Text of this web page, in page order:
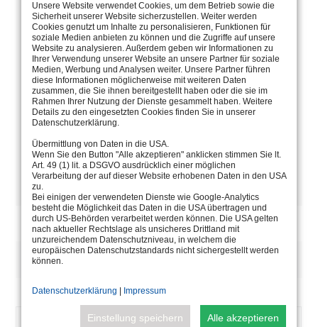
BEDIENUNGSANLEITUNG
KATALOGSEITE
BESCHREIBUNG
ARTIKELNUMMER
5.0690.09.36
Unsere Website verwendet Cookies, um dem Betrieb sowie die
Sicherheit unserer Website sicherzustellen. Weiter werden
Cookies genutzt um Inhalte zu personalisieren, Funktionen für
soziale Medien anbieten zu können und die Zugriffe auf unsere
Website zu analysieren. Außerdem geben wir Informationen zu
Ihrer Verwendung unserer Website an unsere Partner für soziale
Medien, Werbung und Analysen weiter. Unsere Partner führen
diese Informationen möglicherweise mit weiteren Daten
zusammen, die Sie ihnen bereitgestellt haben oder die sie im
Rahmen Ihrer Nutzung der Dienste gesammelt haben. Weitere
Details zu den eingesetzten Cookies finden Sie in unserer
Datenschutzerklärung.
Übermittlung von Daten in die USA.
Wenn Sie den Button "Alle akzeptieren" anklicken stimmen Sie lt.
Art. 49 (1) lit. a DSGVO ausdrücklich einer möglichen
Verarbeitung der auf dieser Website erhobenen Daten in den USA
zu.
Bei einigen der verwendeten Dienste wie Google-Analytics
besteht die Möglichkeit das Daten in die USA übertragen und
durch US-Behörden verarbeitet werden können. Die USA gelten
nach aktueller Rechtslage als unsicheres Drittland mit
unzureichendem Datenschutzniveau, in welchem die
europäischen Datenschutzstandards nicht sichergestellt werden
können.
Datenschutzerklärung Impressum
Einstellung speichern Alle akzeptieren